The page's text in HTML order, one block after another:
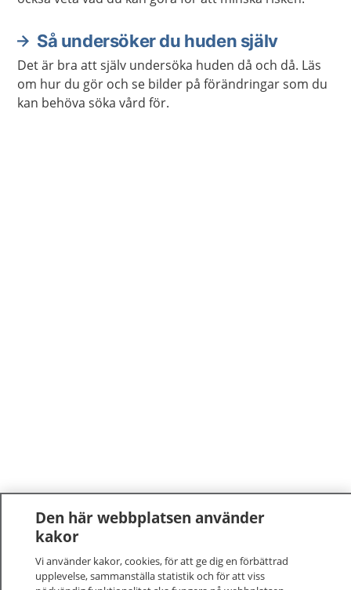
Så undersöker du huden själv
Det är bra att själv undersöka huden då och då. Läs
om hur du gör och se bilder på förändringar som du
kan behöva söka vård för.
Den här webbplatsen använder
kakor
Vi använder kakor, cookies, för att ge dig en förbättrad
upplevelse, sammanställa statistik och för att viss